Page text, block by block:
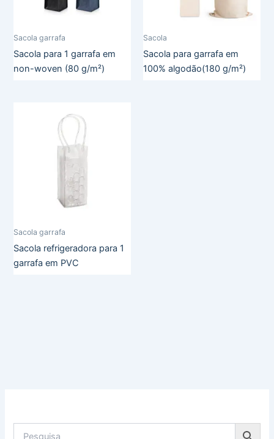
Sacola garrafa
Sacola para 1 garrafa em
non-woven (80 g/m²)
Sacola
Sacola para garrafa em
100% algodão(180 g/m²)
Sacola garrafa
Sacola refrigeradora para 1
garrafa em PVC